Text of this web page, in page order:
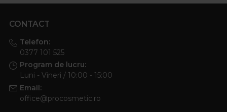
CONTACT
Telefon:
0377 101 525
Program de lucru:
Luni - Vineri / 10:00 - 15:00
Email:
office@procosmetic.ro